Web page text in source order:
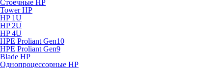
Стоечные HP
Tower HP
HP 1U
HP 2U
HP 4U
HPE Proliant Gen10
HPE Proliant Gen9
Blade HP
Однопроцессорные HP